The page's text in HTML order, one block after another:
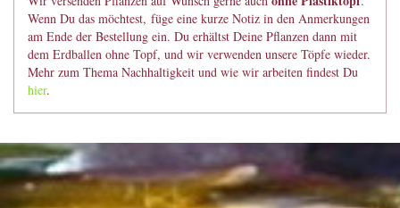
Wenn Du das möchtest, füge eine kurze Notiz in den Anmerkungen
am Ende der Bestellung ein. Du erhältst Deine Pflanzen dann mit
dem Erdballen ohne Topf, und wir verwenden unsere Töpfe wieder.
Mehr zum Thema Nachhaltigkeit und wie wir arbeiten findest Du
hier.